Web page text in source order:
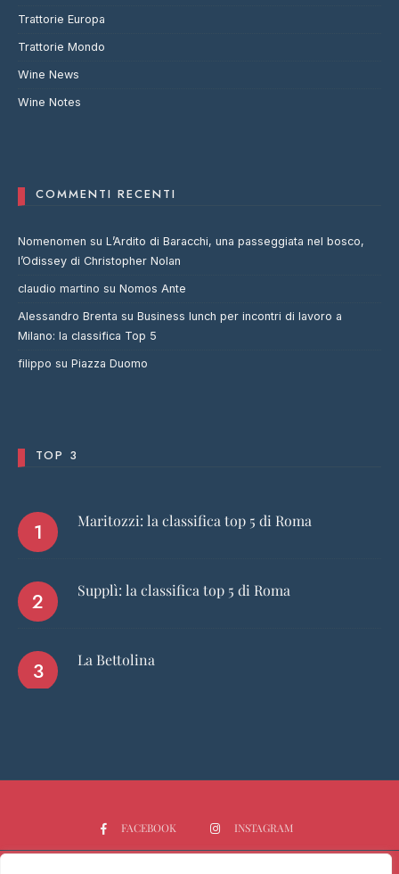
Trattorie Europa
Trattorie Mondo
Wine News
Wine Notes
COMMENTI RECENTI
Nomenomen su L’Ardito di Baracchi, una passeggiata nel bosco,
l’Odissey di Christopher Nolan
claudio martino su Nomos Ante
Alessandro Brenta su Business lunch per incontri di lavoro a
Milano: la classifica Top 5
filippo su Piazza Duomo
TOP 3
Maritozzi: la classifica top 5 di Roma
Supplì: la classifica top 5 di Roma
La Bettolina
FACEBOOK INSTAGRAM